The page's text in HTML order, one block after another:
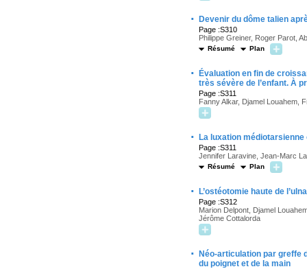
· Devenir du dôme talien
Page :S310
Philippe Greiner, Roger Parot,
Résumé Plan
·
Évaluation en fin de
très sévère de l’enfant. À
Page :S311
Fanny Alkar, Djamel Louahem,
· La luxation
Page :S311
Jennifer Laravine, Jean-Marc
Résumé Plan
· L’ostéotomie haute de
Page :S312
Marion Delpont, Djamel
Jérôme Cottalorda
·
Néo-articulation par greffe
du poignet et de la main